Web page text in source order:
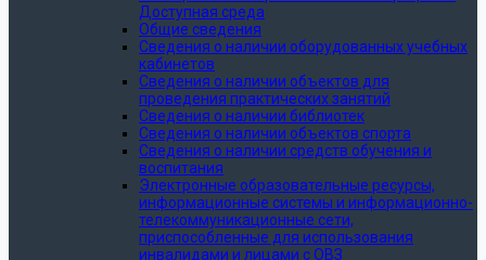
Доступная среда
Общие сведения
Сведения о наличии оборудованных учебных
кабинетов
Сведения о наличии объектов для
проведения практических занятий
Сведения о наличии библиотек
Сведения о наличии объектов спорта
Сведения о наличии средств обучения и
воспитания
Электронные образовательные ресурсы,
информационные системы и информационно-
телекоммуникационные сети,
приспособленные для использования
инвалидами и лицами с ОВЗ